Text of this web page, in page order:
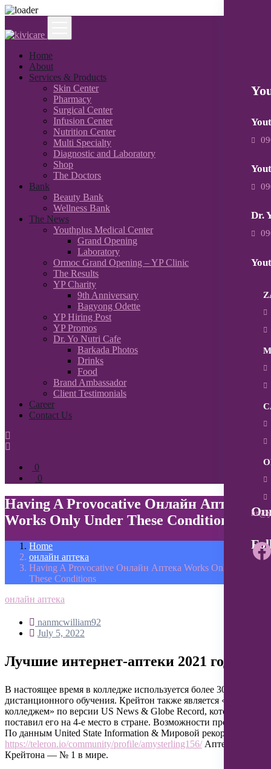
Dr.
Home
About
Services & Products
Skin Center
Pharmacy
Surgical Center
Infusion Center
Nutrition Center
Multi Specialty
Diagnostic and Laboratory
Shop
The Doctors
Bank
Beauty Bank
Wellness Bank
The News
Youthplus Medical Center
Grand Opening
Laboratory
Ormoc Grand Opening – YP Clinic
The Results
YP Charity
9th Anniversary
Bagyong Odette
YP Hiring Post
YP Promos
Dr. Yo Nutri Cafe
Barkada Photos
Drinks
Food
Brand Ambassador
Client Testimonials
Career
Contact Us
0
0
Having A Provocative Онлайн Аптека
Works Only Under These Conditions
Home
онлайн аптека
Having A Provocative Онлайн Аптека Works Only Under
These Conditions
онлайн аптека
nanmcwilliam92
July 5, 2022
Лучшие интернет-аптеки 2021 года
В настоящее время в колледже используется более 30 уровней
дистанционного обучения. Крейтон также является «Лучшим
колледжем» по версии US News & Globe Record, который
поставил его на 4-е место в стране. Возможности программы
По данным United State Information & Мировой рекорд,
https://teleron.io/community/profile/amysterling156/Аптека
Крейтона — № 1 в мире.